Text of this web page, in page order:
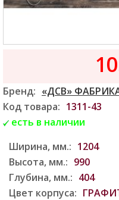
Бренд: «ДСВ»
Код товара: 1311-43
есть в наличии
Ширина, мм.: 1204
Высота, мм.: 990
Глубина, мм.: 404
Цвет корпуса: